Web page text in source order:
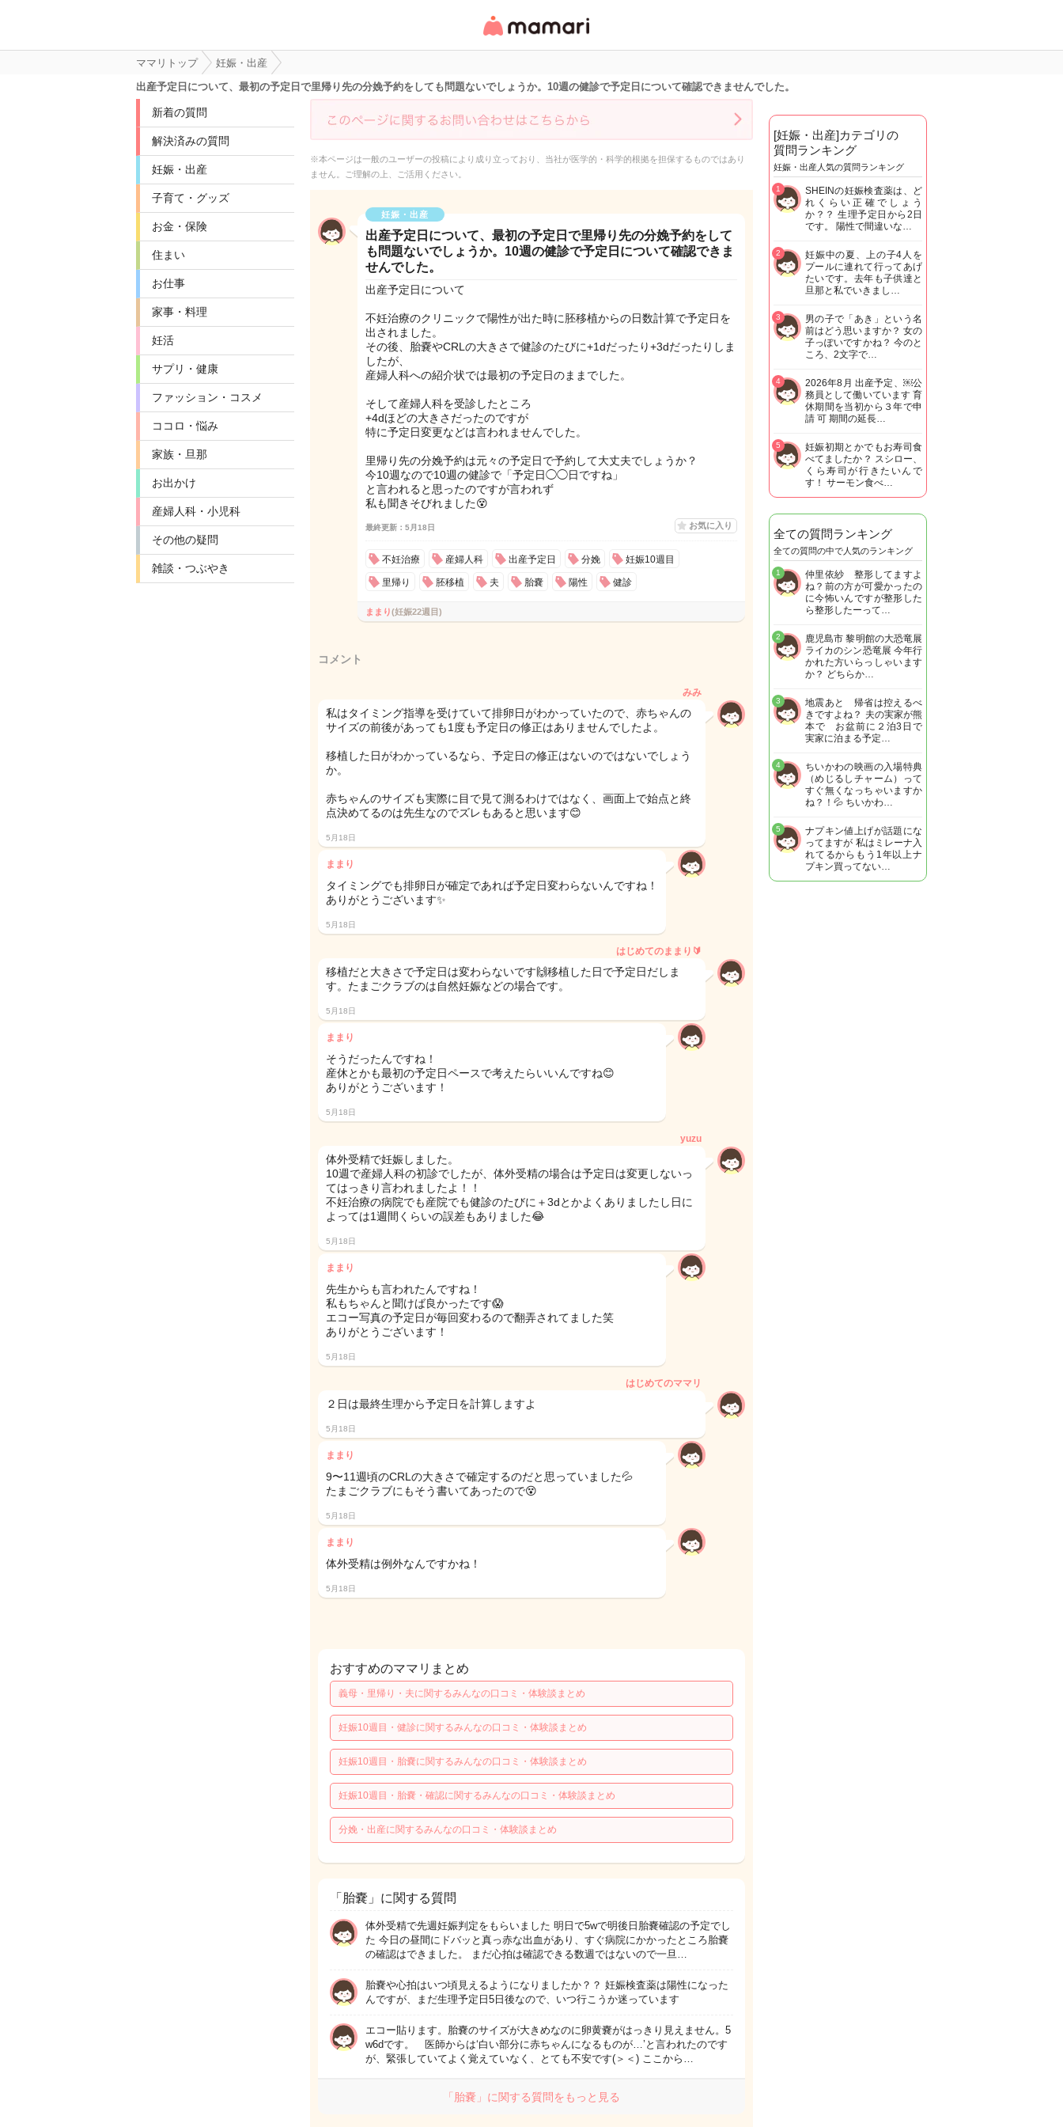
リ・情報サイト
ママリトップ
妊娠・出産
出産予定日について、最初の予定日で里帰り先の分娩予約をしても問題ないでしょうか。10週の健診で予定日について確認できませんでした。
新着の質問
解決済みの質問
妊娠・出産
子育て・グッズ
お金・保険
住まい
お仕事
家事・料理
妊活
サプリ・健康
ファッション・コスメ
ココロ・悩み
家族・旦那
お出かけ
産婦人科・小児科
その他の疑問
雑談・つぶやき
※本ページは一般のユーザーの投稿により成り立っており、当社が医学的・科学的根拠を担保するものではあり
ません。ご理解の上、ご活用ください。
妊娠・出産
出産予定日について、最初の予定日で里帰り先の分娩予約をして
も問題ないでしょうか。10週の健診で予定日について確認できま
せんでした。
出産予定日について
不妊治療のクリニックで陽性が出た時に胚移植からの日数計算で予定日を
出されました。
その後、胎嚢やCRLの大きさで健診のたびに+1dだったり+3dだったりしま
したが、
産婦人科への紹介状では最初の予定日のままでした。
そして産婦人科を受診したところ
+4dほどの大きさだったのですが
特に予定日変更などは言われませんでした。
里帰り先の分娩予約は元々の予定日で予約して大丈夫でしょうか？
今10週なので10週の健診で「予定日◯◯日ですね」
と言われると思ったのですが言われず
私も聞きそびれました😵
最終更新：5月18日 お気に入り
不妊治療 産婦人科 出産予定日 分娩 妊娠10週目
里帰り 胚移植 夫 胎嚢 陽性 健診
ままり(妊娠22週目)
コメント
みみ
私はタイミング指導を受けていて排卵日がわかっていたので、赤ちゃんの
サイズの前後があっても1度も予定日の修正はありませんでしたよ。
移植した日がわかっているなら、予定日の修正はないのではないでしょう
か。
赤ちゃんのサイズも実際に目で見て測るわけではなく、画面上で始点と終
点決めてるのは先生なのでズレもあると思います😊
5月18日
ままり
タイミングでも排卵日が確定であれば予定日変わらないんですね！
ありがとうございます✨
5月18日
はじめてのままり🔰
移植だと大きさで予定日は変わらないです🙌移植した日で予定日だしま
す。たまごクラブのは自然妊娠などの場合です。
5月18日
ままり
そうだったんですね！
産休とかも最初の予定日ペースで考えたらいいんですね😊
ありがとうございます！
5月18日
yuzu
体外受精で妊娠しました。
10週で産婦人科の初診でしたが、体外受精の場合は予定日は変更しないっ
てはっきり言われましたよ！！
不妊治療の病院でも産院でも健診のたびに＋3dとかよくありましたし日に
よっては1週間くらいの誤差もありました😂
5月18日
ままり
先生からも言われたんですね！
私もちゃんと聞けば良かったです😱
エコー写真の予定日が毎回変わるので翻弄されてました笑
ありがとうございます！
5月18日
はじめてのママリ
２日は最終生理から予定日を計算しますよ
5月18日
ままり
9〜11週頃のCRLの大きさで確定するのだと思っていました💦
たまごクラブにもそう書いてあったので😵
5月18日
ままり
体外受精は例外なんですかね！
5月18日
おすすめのママリまとめ
義母・里帰り・夫に関するみんなの口コミ・体験談まとめ
妊娠10週目・健診に関するみんなの口コミ・体験談まとめ
妊娠10週目・胎嚢に関するみんなの口コミ・体験談まとめ
妊娠10週目・胎嚢・確認に関するみんなの口コミ・体験談まとめ
分娩・出産に関するみんなの口コミ・体験談まとめ
「胎嚢」に関する質問
体外受精で先週妊娠判定をもらいました 明日で5wで明後日胎嚢確認の予定でし
た 今日の昼間にドバッと真っ赤な出血があり、すぐ病院にかかったところ胎嚢
の確認はできました。 まだ心拍は確認できる数週ではないので一旦…
胎嚢や心拍はいつ頃見えるようになりましたか？？ 妊娠検査薬は陽性になった
んですが、まだ生理予定日5日後なので、いつ行こうか迷っています
エコー貼ります。胎嚢のサイズが大きめなのに卵黄嚢がはっきり見えません。5
w6dです。 医師からは‘白い部分に赤ちゃんになるものが…’と言われたのです
が、緊張していてよく覚えていなく、とても不安です(＞＜) ここから…
「胎嚢」に関する質問をもっと見る
[妊娠・出産]カテゴリの
質問ランキング
妊娠・出産人気の質問ランキング
SHEINの妊娠検査薬は、ど
れくらい正確でしょう
か？？ 生理予定日から2日
です。 陽性で間違いな…
1
妊娠中の夏、上の子4人を
プールに連れて行ってあげ
たいです。去年も子供達と
旦那と私でいきまし…
2
男の子で「あき」という名
前はどう思いますか？ 女の
子っぽいですかね？ 今のと
ころ、2文字で…
3
2026年8月 出産予定、￼公
務員として働いています 育
休期間を当初から３年で申
請 可 期間の延長…
4
妊娠初期とかでもお寿司食
べてましたか？ スシロー、
くら寿司が行きたいんで
す！ サーモン食べ…
5
全ての質問ランキング
全ての質問の中で人気のランキング
仲里依紗 整形してますよ
ね？前の方が可愛かったの
に今怖いんですが整形した
ら整形したーって…
1
鹿児島市 黎明館の大恐竜展
ライカのシン恐竜展 今年行
かれた方いらっしゃいます
か？ どちらか…
2
地震あと 帰省は控えるべ
きですよね？ 夫の実家が熊
本で お盆前に２泊3日で
実家に泊まる予定…
3
ちいかわの映画の入場特典
（めじるしチャーム）って
すぐ無くなっちゃいますか
ね？！💦 ちいかわ…
4
ナプキン値上げが話題にな
ってますが 私はミレーナ入
れてるからもう1年以上ナ
プキン買ってない…
5